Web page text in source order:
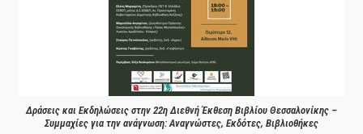
Δράσεις και Εκδηλώσεις στην 22η Διεθνή Έκθεση Βιβλίου Θεσσαλονίκης –
Συμμαχίες για την ανάγνωση: Αναγνώστες, Εκδότες, Βιβλιοθήκες